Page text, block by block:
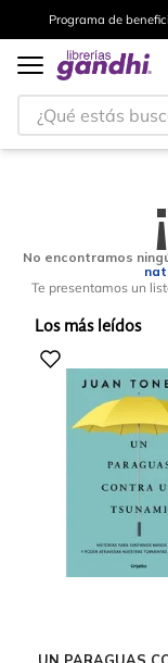
Programa de
¿Qué estás
No encontramos
Te presentamos un
Los más leídos